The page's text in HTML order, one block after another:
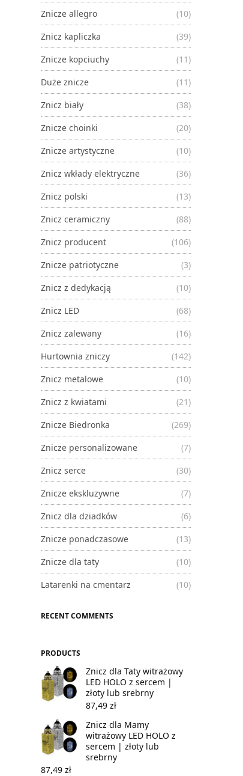
Znicze allegro
(10)
Znicz kapliczka
(39)
Znicze kopciuchy
(11)
Duże znicze
(11)
Znicz biały
(38)
Znicze choinki
(20)
Znicze artystyczne
(10)
Znicz wkłady elektryczne
(36)
Znicz polski
(13)
Znicz ceramiczny
(88)
Znicz producent
(106)
Znicze patriotyczne
(3)
Znicz z dedykacją
(10)
Znicz LED
(68)
Znicz zalewany
(16)
Hurtownia zniczy
(142)
Znicz metalowe
(10)
Znicz z kwiatami
(21)
Znicze Biedronka
(269)
Znicze personalizowane
(7)
Znicz serce
(30)
Znicze ekskluzywne
(7)
Znicz dla dziadków
(6)
Znicze ponadczasowe
(13)
Znicze dla taty
(10)
Latarenki na cmentarz
(10)
RECENT COMMENTS
PRODUCTS
Znicz dla Taty witrażowy
LED HOLO z sercem |
złoty lub srebrny
87,49 zł
Znicz dla Mamy
witrażowy LED HOLO z
sercem | złoty lub
srebrny
87,49 zł